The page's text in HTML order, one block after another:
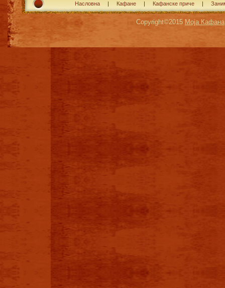
Насловна Кафане Кафанске приче
Copyright©2015 Моја Кафана